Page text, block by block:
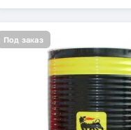
Под заказ